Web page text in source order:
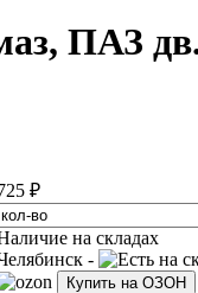
ПАЗ
₽
на складах
-
Купить на ОЗОН